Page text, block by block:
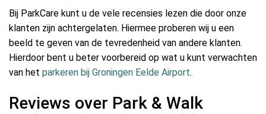
Bij ParkCare kunt u de vele recensies lezen die door onze
klanten zijn achtergelaten. Hiermee proberen wij u een
beeld te geven van de tevredenheid van andere klanten.
Hierdoor bent u beter voorbereid op wat u kunt verwachten
van het parkeren bij Groningen Eelde Airport.
Reviews over Park & Walk